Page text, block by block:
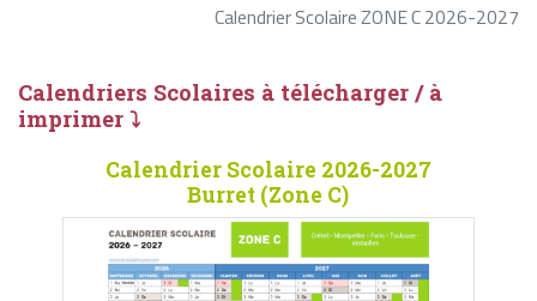
Calendrier Scolaire ZONE C 2026-2027
Calendriers Scolaires à télécharger / à
imprimer ⤵
Calendrier Scolaire 2026-2027
Burret (Zone C)